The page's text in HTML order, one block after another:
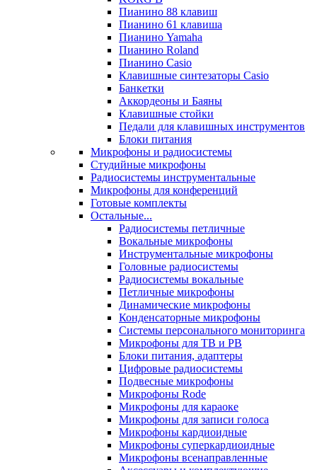
Пианино 88 клавиш
Пианино 61 клавиша
Пианино Yamaha
Пианино Roland
Пианино Casio
Клавишные синтезаторы Casio
Банкетки
Аккордеоны и Баяны
Клавишные стойки
Педали для клавишных инструментов
Блоки питания
Микрофоны и радиосистемы
Студийные микрофоны
Радиосистемы инструментальные
Микрофоны для конференций
Готовые комплекты
Остальные...
Радиосистемы петличные
Вокальные микрофоны
Инструментальные микрофоны
Головные радиосистемы
Радиосистемы вокальные
Петличные микрофоны
Динамические микрофоны
Конденсаторные микрофоны
Системы персонального мониторинга
Микрофоны для ТВ и РВ
Блоки питания, адаптеры
Цифровые радиосистемы
Подвесные микрофоны
Микрофоны Rode
Микрофоны для караоке
Микрофоны для записи голоса
Микрофоны кардиоидные
Микрофоны суперкардиоидные
Микрофоны всенаправленные